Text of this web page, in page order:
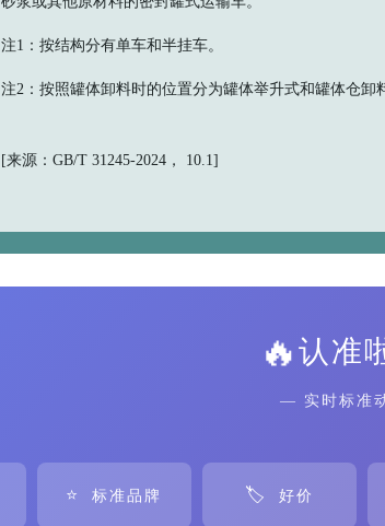
注1：按结构分有单车和半挂车。
注2：按照罐体卸料时的位置分为罐体举升式和罐体仓卸
[来源：GB/T 31245-2024， 10.1]
🔥认准
— 实时标准
⭐ 标准品牌 🏷️ 好价